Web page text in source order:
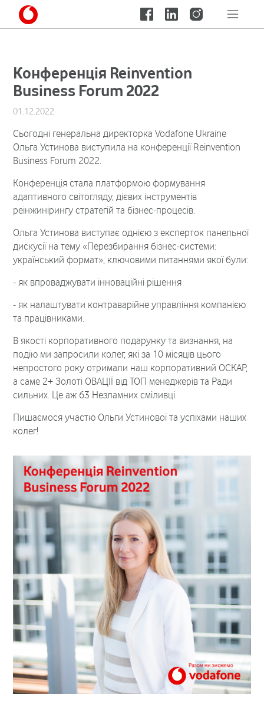
Конференція Reinvention
Business Forum 2022
01.12.2022
Сьогодні генеральна директорка Vodafone Ukraine
Ольга Устинова виступила на конференції Reinvention
Business Forum 2022.
Конференція стала платформою формування
адаптивного світогляду, дієвих інструментів
реінжинірингу стратегій та бізнес-процесів.
Ольга Устинова виступає однією з експерток панельної
дискусії на тему «Перезбирання бізнес-системи:
український формат», ключовими питаннями якої були:
- як впроваджувати інноваційні рішення
- як налаштувати контраварійне управління компанією
та працівниками.
В якості корпоративного подарунку та визнання, на
подію ми запросили колег, які за 10 місяців цього
непростого року отримали наш корпоративний ОСКАР,
а саме 2+ Золоті ОВАЦІЇ від ТОП менеджерів та Ради
сильних. Це аж 63 Незламних сміливці.
Пишаємося участю Ольги Устинової та успіхами наших
колег!